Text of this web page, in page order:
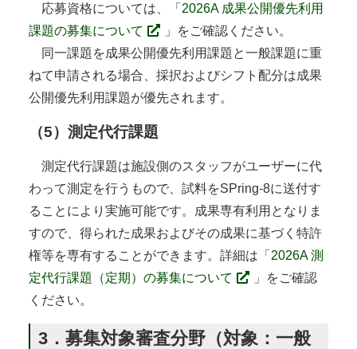
応募資格については、「 2026A 成果公開優先利用
課題の募集について
」をご確認ください。
同一課題を成果公開優先利用課題と一般課題に重
ねて申請される場合、採択およびシフト配分は成果
公開優先利用課題が優先されます。
（5）測定代行課題
測定代行課題は施設側のスタッフがユーザーに代
わって測定を行うもので、試料をSPring-8に送付す
ることにより実施可能です。成果専有利用となりま
すので、得られた成果およびその成果に基づく特許
権等を専有することができます。詳細は「 2026A 測
定代行課題（定期）の募集について
」をご確認
ください。
3．募集対象審査分野（対象：一般